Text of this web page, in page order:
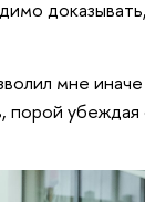
мне
порой